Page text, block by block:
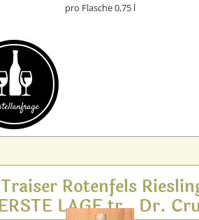
pro Flasche 0,75 l
Rotenfels
LAGE tr., Dr.